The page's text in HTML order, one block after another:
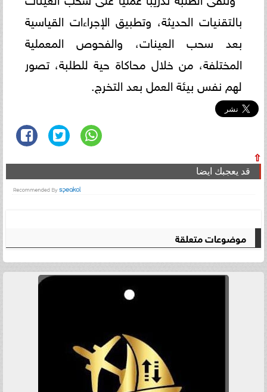
بالتقنيات الحديثة، وتطبيق الإجراءات القياسية
بعد سحب العينات، والفحوص المعملية
المختلفة، من خلال محاكاة حية للطلبة، تصور
لهم نفس بيئة العمل بعد التخرج.
⇧
قد يعجبك ايضا
موضوعات متعلقة